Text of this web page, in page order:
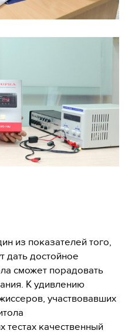
из показателей того,
дать достойное
сможет порадовать
К удивлению
участвовавших
тестах качественный